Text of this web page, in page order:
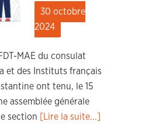
30 octobre
2024
MAE du consulat
et des Instituts français
ont tenu, le 15
assemblée générale
section
[Lire la suite...]